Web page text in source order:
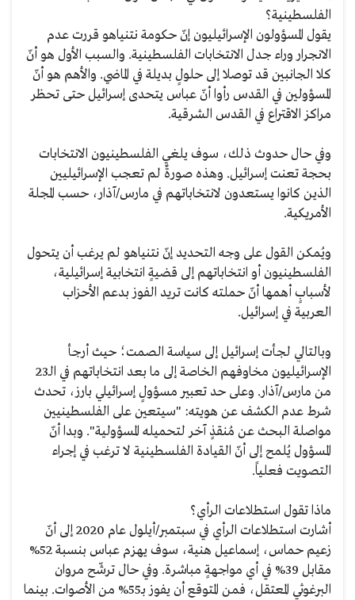
الفلسطينية؟
يقول المسؤولون الإسرائيليون إنّ حكومة نتنياهو قررت عدم
الانجرار وراء جدل الانتخابات الفلسطينية. والسبب الأول هو أنّ
كلا الجانبين قد توصلا إلى حلولٍ بديلة في الماضي. والأهم هو أنّ
المسؤولين في القدس رأوا أنّ عباس يتحدى إسرائيل حتى تحظر
مراكز الاقتراع في القدس الشرقية.
وفي حال حدوث ذلك، سوف يلغي الفلسطينيون الانتخابات
بحجة تعنت إسرائيل. وهذه صورةٌ لم تعجب الإسرائيليين
الذين كانوا يستعدون لانتخاباتهم في مارس/آذار، حسب المجلة
الأمريكية.
ويُمكن القول على وجه التحديد إنّ نتنياهو لم يرغب أن يتحول
الفلسطينيون أو انتخاباتهم إلى قضيةٍ انتخابية إسرائيلية،
لأسبابٍ أهمها أنّ حملته كانت تريد الفوز بدعم الأحزاب
العربية في إسرائيل.
وبالتالي لجأت إسرائيل إلى سياسة الصمت؛ حيث أرجأ
الإسرائيليون مخاوفهم الخاصة إلى ما بعد انتخاباتهم في الـ23
من مارس/آذار. وعلى حد تعبير مسؤولٍ إسرائيلي بارز، تحدث
شرط عدم الكشف عن هويته: "سيتعين على الفلسطينيين
مواصلة البحث عن مُنقذٍ آخر لتحميله المسؤولية". وبدا أنّ
المسؤول يُلمح إلى أنّ القيادة الفلسطينية لا ترغب في إجراء
التصويت فعلياً.
ماذا تقول استطلاعات الرأي؟
أشارت استطلاعات الرأي في سبتمبر/أيلول عام 2020 إلى أنّ
زعيم حماس، إسماعيل هنية، سوف يهزم عباس بنسبة 52%
مقابل 39% في أي مواجهةٍ مباشرة. وفي حال ترشّح مروان
البرغوثي المعتقل، فمن المتوقع أن يفوز بـ55% من الأصوات. بينما